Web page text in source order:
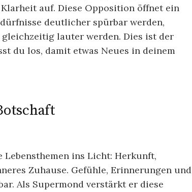
auf. Diese Opposition öffnet ein
deutlicher spürbar werden,
lauter werden. Dies ist der
du los, damit etwas Neues in deinem
ins Licht: Herkunft,
Zuhause. Gefühle, Erinnerungen und
Als Supermond verstärkt er diese